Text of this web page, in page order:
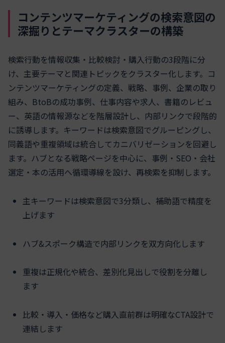
コンテンツマーケティングの検索意図の
深掘りとテーマクラスターの構築
検索行動を情報収集・比較検討・購入行動の3段階に分
け、主要テーマと関連トピックをクラスター化します。コ
ンテンツマーケティングの定義、戦略、事例、企業の取り
組み、BtoBの成功事例、仕事内容や求人、書籍のレビュ
ー、英語の情報源などを階層設計し、内部リンクで段階的
に誘導します。キーワードは検索意図でグルーピングし、
同義語や重複領域は統合してカニバリゼーションを回避し
ます。ハブとなる戦略ページを中心に、事例・SEO・会社
選定・本の活用へ循環導線を設け、再検索を抑制します。
主キーワードは検索意図で3分類し、補助語で精度を
上げます
ハブ&スポーク構造で内部リンクを双方向化します
重複は正規化や統合、差別化見出しで役割を分離し
ます
比較・導入・価格など購入直前群は明確なCTA設計で
連結します